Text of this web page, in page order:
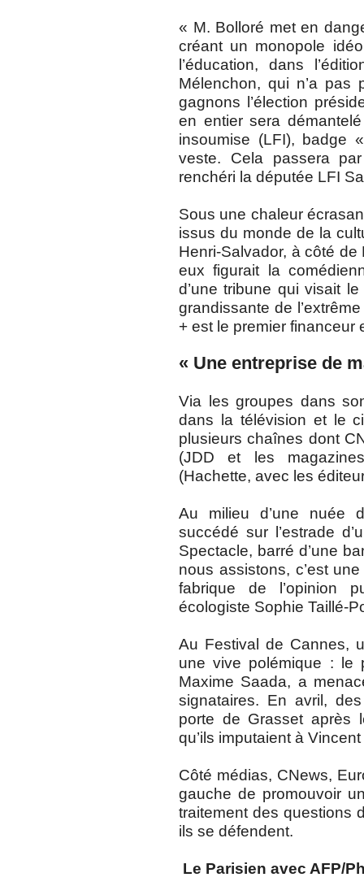
« M. Bolloré met en
créant un monopole
l’éducation, dans
Mélenchon, qui n’a
gagnons l’élection
en entier sera
insoumise (LFI), badge
veste. Cela passera
renchéri la députée LFI
Sous une chaleur
issus du monde de la
Henri-Salvador, à côté de
eux figurait la
d’une tribune qui visait
grandissante de
+ est le premier financeur
« Une entreprise de
Via les groupes dans
dans la télévision et le
plusieurs chaînes dont
(JDD et les
(Hachette, avec les
Au milieu d’une nuée
succédé sur l’estrade
Spectacle, barré d’une
nous assistons, c’est
fabrique de l’opinion
écologiste Sophie Taillé-
Au Festival de Cannes,
une vive polémique : le
Maxime Saada, a
signataires. En avril,
porte de Grasset après
qu’ils imputaient à
Côté médias, CNews,
gauche de promouvoir
traitement des questions
ils se défendent.
Le Parisien avec AFP/